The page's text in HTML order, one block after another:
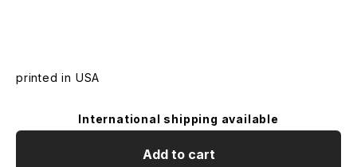
printed in USA
International shipping available
Add to cart